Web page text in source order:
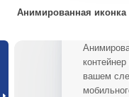
Анимированная
вашем